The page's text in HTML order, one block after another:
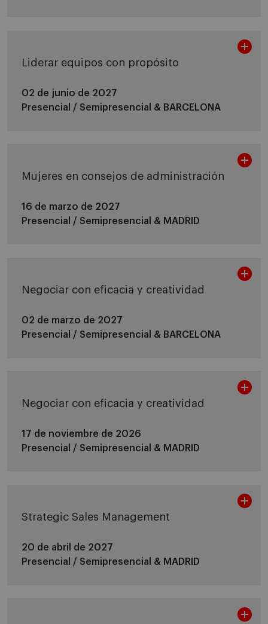
Liderar equipos con propósito
02 de junio de 2027
Presencial / Semipresencial & BARCELONA
Mujeres en consejos de administración
16 de marzo de 2027
Presencial / Semipresencial & MADRID
Negociar con eficacia y creatividad
02 de marzo de 2027
Presencial / Semipresencial & BARCELONA
Negociar con eficacia y creatividad
17 de noviembre de 2026
Presencial / Semipresencial & MADRID
Strategic Sales Management
20 de abril de 2027
Presencial / Semipresencial & MADRID